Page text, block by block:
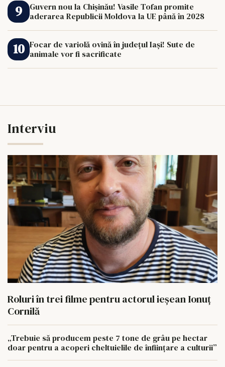
Guvern nou la Chișinău! Vasile Tofan promite
aderarea Republicii Moldova la UE până în 2028
Focar de variolă ovină în județul Iași! Sute de
animale vor fi sacrificate
Interviu
Roluri în trei filme pentru actorul ieşean Ionuţ
Cornilă
„Trebuie să producem peste 7 tone de grâu pe hectar
doar pentru a acoperi cheltuielile de înființare a culturii”